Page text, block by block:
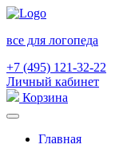
все для логопеда
+7 (495) 121-32-22
Личный кабинет
Корзина
Главная